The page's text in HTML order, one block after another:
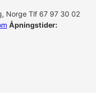
Norge Tlf 67 97 30 02
Åpningstider: